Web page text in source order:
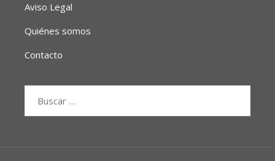
Aviso Legal
Quiénes somos
Contacto